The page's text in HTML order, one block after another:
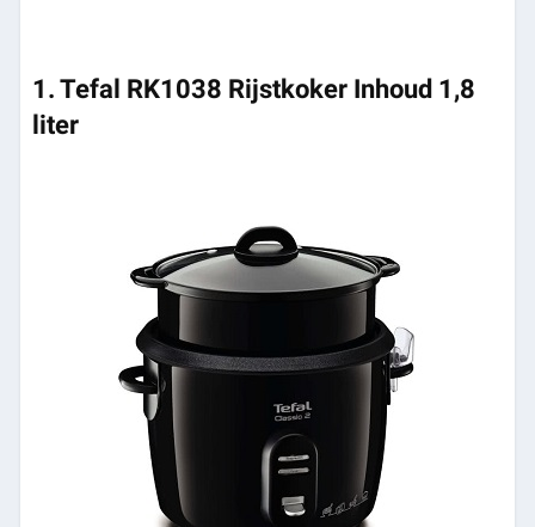
1. Tefal RK1038 Rijstkoker Inhoud 1,8
liter